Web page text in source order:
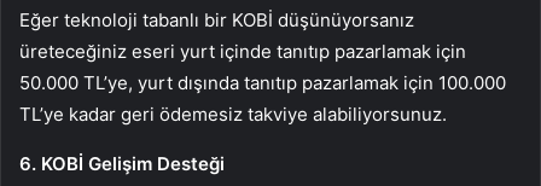
Eğer teknoloji tabanlı bir KOBİ düşünüyorsanız
üreteceğiniz eseri yurt içinde tanıtıp pazarlamak için
50.000 TL’ye, yurt dışında tanıtıp pazarlamak için 100.000
TL’ye kadar geri ödemesiz takviye alabiliyorsunuz.
6. KOBİ Gelişim Desteği